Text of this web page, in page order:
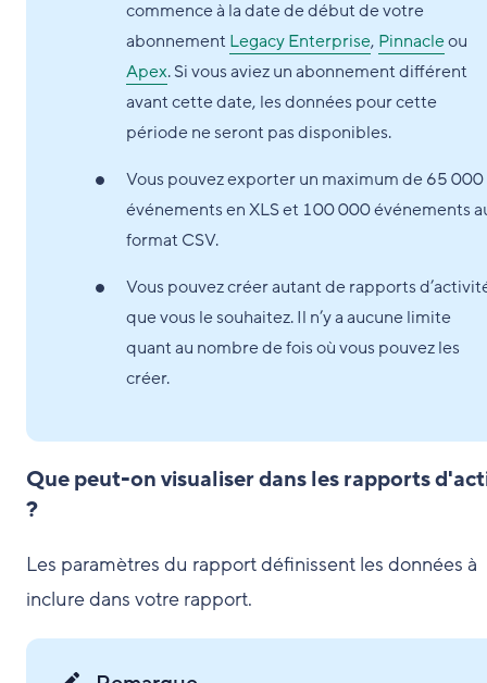
commence à la date de début de votre
abonnement Legacy Enterprise, Pinnacleou
Apex. Si vous aviez un abonnement différent
avant cette date, les données pour cette
période ne seront pas disponibles.
Vous pouvez exporter un maximum de 65 000
événements en XLS et 100 000 événements
format CSV.
Vous pouvez créer autant de rapports
que vous le souhaitez. Il n’y a aucune limite
quant au nombre de fois où vous pouvez les
créer.
Que peut-on visualiser dans les rapports
?
Les paramètres du rapport définissent les données à
inclure dans votre rapport.